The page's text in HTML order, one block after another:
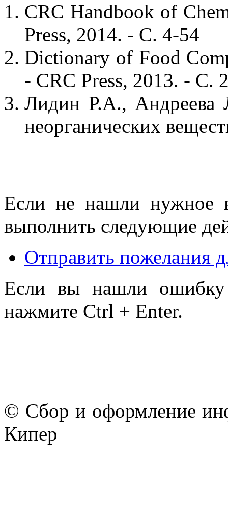
CRC Handbook of
Press, 2014. - С. 4-54
Dictionary of Food
- CRC Press, 2013. - С.
Лидин Р.А.,
неорганических
Если не нашли нужное
выполнить следующие
Отправить пожелания
Если вы нашли ошибку
нажмите Ctrl + Enter.
© Сбор и оформление
Кипер